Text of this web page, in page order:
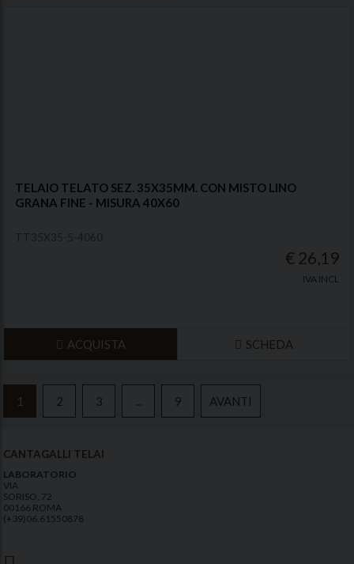
TELAIO TELATO SEZ. 35X35MM. CON MISTO LINO
GRANA FINE - MISURA 40X60
€ 26,19
IVA INCL
ACQUISTA SCHEDA
1 2 3 ... 9 AVANTI
CANTAGALLI TELAI
LABORATORIO
VIA
SORISO, 72
00166 ROMA
(+39)06.61550878